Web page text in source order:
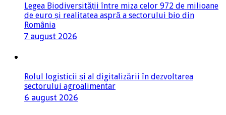
Legea Biodiversității între miza celor 972 de milioane
de euro și realitatea aspră a sectorului bio din
România
7 august 2026
Rolul logisticii și al digitalizării în dezvoltarea
sectorului agroalimentar
6 august 2026